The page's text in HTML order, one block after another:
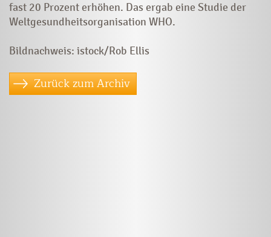
fast 20 Prozent erhöhen. Das ­ergab eine Studie der
Weltgesundheitsorganisation WHO.
Bildnachweis: istock/Rob Ellis
Zurück zum Archiv